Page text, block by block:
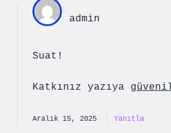
admin
Suat!
Katkınız yazıya
Aralık 15, 2025 Yanıtla